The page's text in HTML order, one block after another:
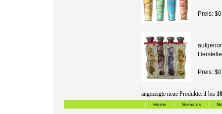
Preis:
Preis:
angezeigte neue Produkte: 1 bis 10
| Home | Services |